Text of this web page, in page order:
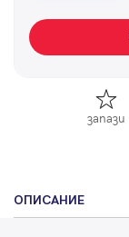
запази
ОПИСАНИЕ